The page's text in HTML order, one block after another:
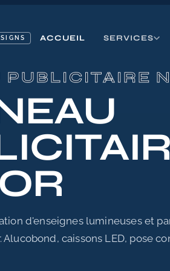
SIGNS ACCUEIL SERVICES
Nador
PUBLICITAIRE
d'enseignes lumineuses et
Alucobond, caissons LED, pose